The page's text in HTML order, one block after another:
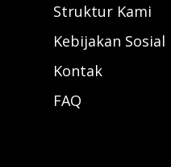
Struktur Kami
Kebijakan Sosial
Kontak
FAQ